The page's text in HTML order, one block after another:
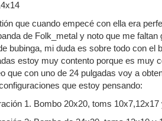
que cuando empecé con ella era
de Folk_metal y noto que me
bubinga, mi duda es sobre todo con el
estoy muy contento porque es muy
que con uno de 24 pulgadas voy a
que estoy pensando:
1. Bombo 20x20, toms